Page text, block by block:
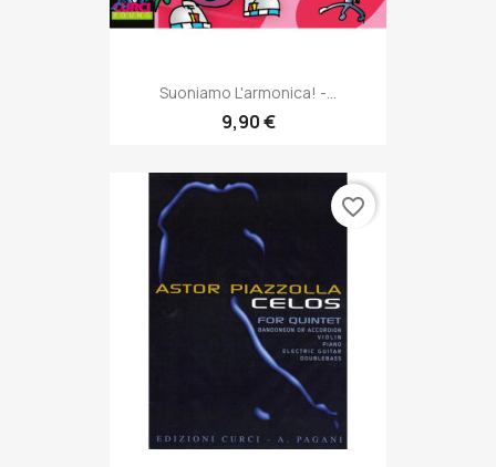
Suoniamo L'armonica! -...
9,90 €
favorite_border